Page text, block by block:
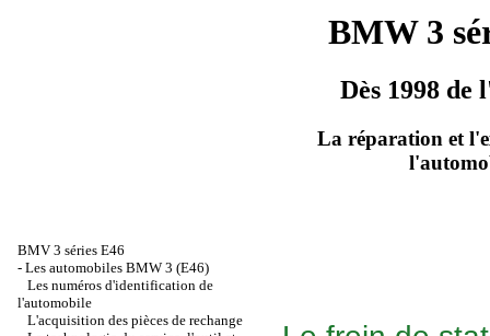
BMW 3
Dès 1998 de
La réparation et
BMV 3 séries Е46
- Les automobiles BMW 3 (Е46)
Les numéros d'identification de
l'automobile
L'acquisition des pièces de rechange